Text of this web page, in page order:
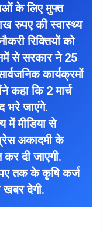
के लिए मुफ्त
रुपए की स्वास्थ्य
रिक्तियों को
से सरकार ने 25
कार्यक्रमों
कहा कि 2 मार्च
भरे जाएंगे.
में मीडिया से
अकादमी के
कर दी जाएगी.
तक के कृषि कर्ज
खबर देगी.